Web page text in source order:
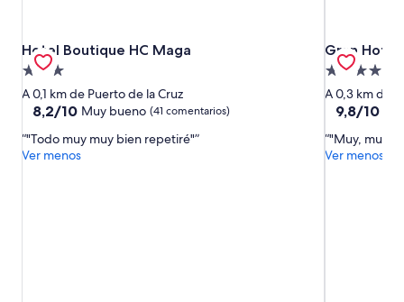
Hotel Boutique HC Maga
Hotel Boutique HC Maga
Alojamiento
de
3.0 estrellas
A 0,1 km de Puerto de la Cruz
8.2
10,
Muy
8,2/10 Muy bueno (41 comentarios)
"Todo muy muy bien repetiré"
Ver menos
Gran Hotel
Gran Hotel
Alojamiento
de
5.0 estrellas
A 0,3 km de
9.8
10,
9,8/10
"Muy, muy
Ver menos